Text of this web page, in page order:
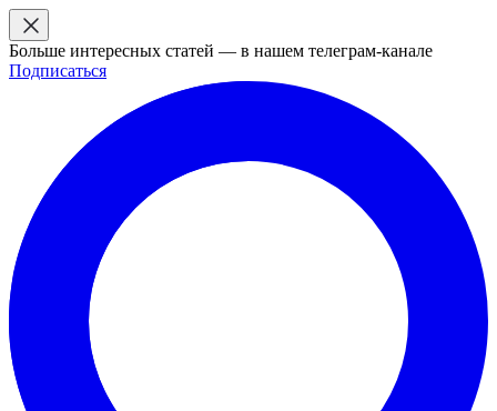
Больше интересных статей — в нашем телеграм-канале
Подписаться